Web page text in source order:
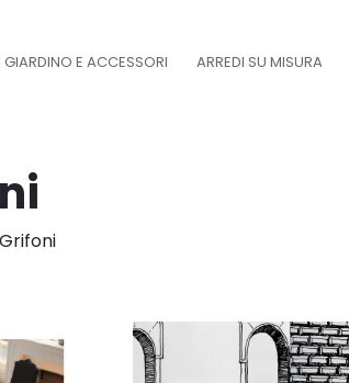
GIARDINO E ACCESSORI ARREDI SU MISURA